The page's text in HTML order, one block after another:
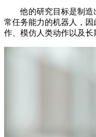
他的研究目标是制造
常任务能力的机器人，
作、模仿人类动作以及长